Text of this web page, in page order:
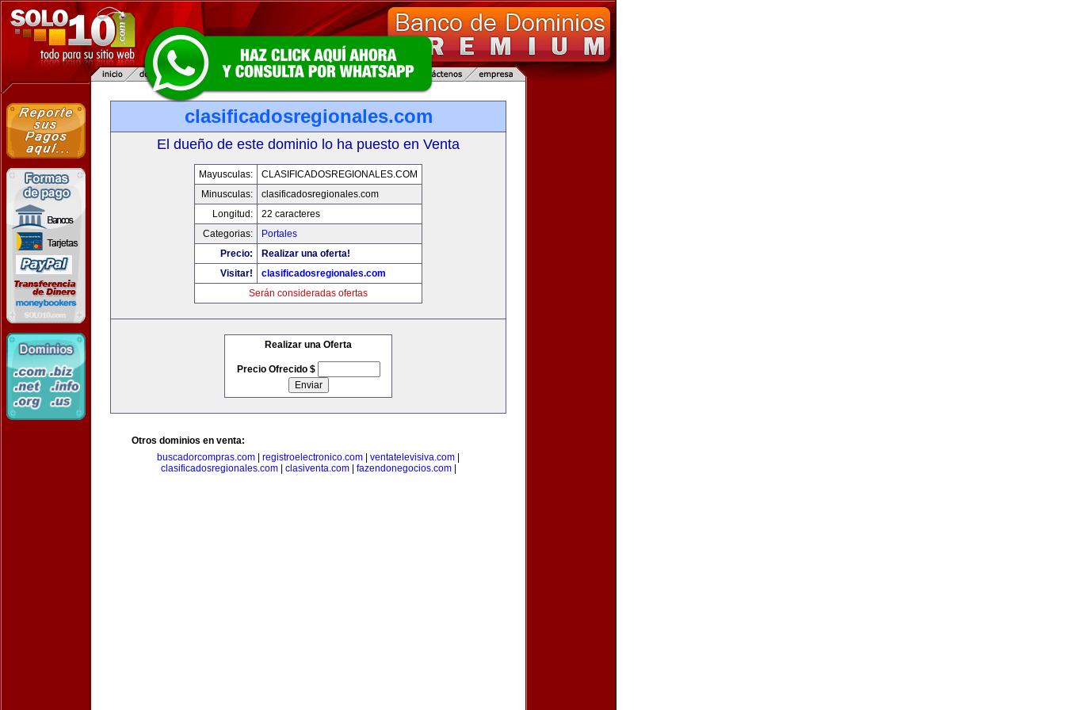
clasificadosregionales.com
El dueño de este dominio lo ha puesto en Venta
Mayusculas:
CLASIFICADOSREGIONALES.COM
Minusculas:
clasificadosregionales.com
Longitud:
22 caracteres
Categorias:
Portales
Precio:
Realizar una oferta!
Visitar!
clasificadosregionales.com
Serán consideradas ofertas
Realizar una Oferta
Precio Ofrecido $
Otros dominios en venta:
buscadorcompras.com
registroelectronico.com ventatelevisiva.com
clasificadosregionales.com| clasiventa.com| fazendonegocios.com|